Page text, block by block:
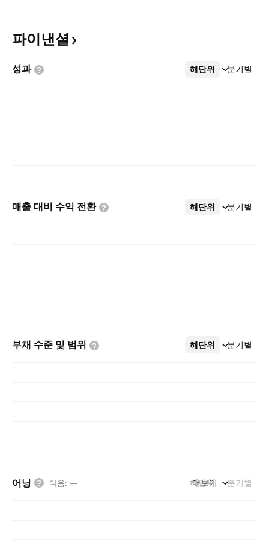
파이낸셜
성과 해단위 분기별
더보기
매출 대비 수익 전환 해단위 분기별
더보기
부채 수준 및 범위 해단위 분기별
더보기
어닝 다음: — 해단위 분기별
더보기